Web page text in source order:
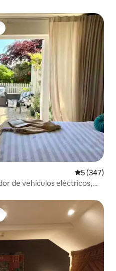
5 (347)
de vehículos eléctricos,